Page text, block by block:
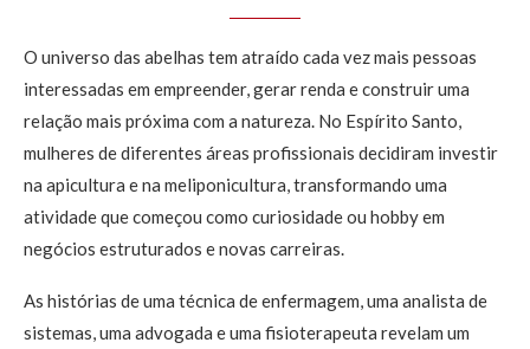
O universo das abelhas tem atraído cada vez mais pessoas
interessadas em empreender, gerar renda e construir uma
relação mais próxima com a natureza. No Espírito Santo,
mulheres de diferentes áreas profissionais decidiram investir
na apicultura e na meliponicultura, transformando uma
atividade que começou como curiosidade ou hobby em
negócios estruturados e novas carreiras.
As histórias de uma técnica de enfermagem, uma analista de
sistemas, uma advogada e uma fisioterapeuta revelam um